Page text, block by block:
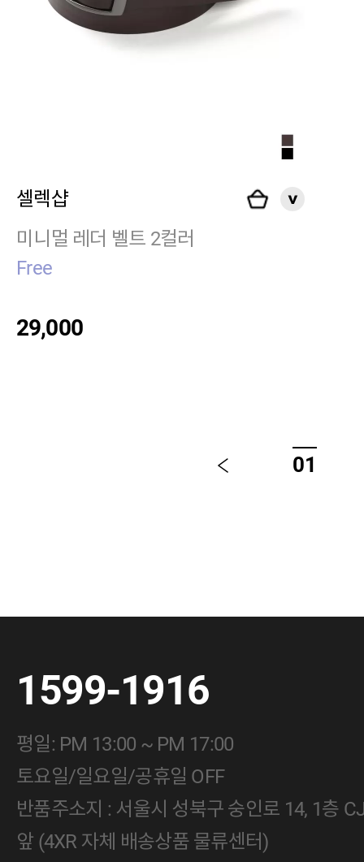
셀렉샵
미니멀 레더 벨트 2컬러
Free
29,000
01
1599-1916
평일: PM 13:00 ~ PM 17:00
토요일/일요일/공휴일 OFF
반품주소지 : 서울시 성북구 숭인로 14, 1층
앞 (4XR 자체 배송상품 물류센터)